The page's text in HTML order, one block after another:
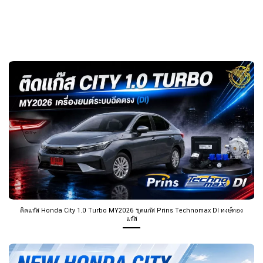
ติดแก๊ส Honda City 1.0 Turbo MY2026 ชุดแก๊ส Prins Technomax DI หงษ์ทอง
แก๊ส